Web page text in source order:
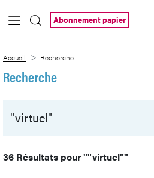
Saut au contenu principal
Abonnement papier
Accueil Recherche
Recherche
36 Résultats pour""virtuel""